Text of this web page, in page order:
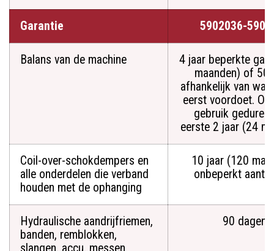
Garantie 5902036-
Balans van de machine
4 jaar beperkte
maanden) of
afhankelijk van wat
eerst voordoet.
gebruik
eerste 2 jaar (24
Coil-over-schokdempers en
alle onderdelen die verband
houden met de ophanging
10 jaar (120
onbeperkt
Hydraulische aandrijfriemen,
banden, remblokken,
90 dagen